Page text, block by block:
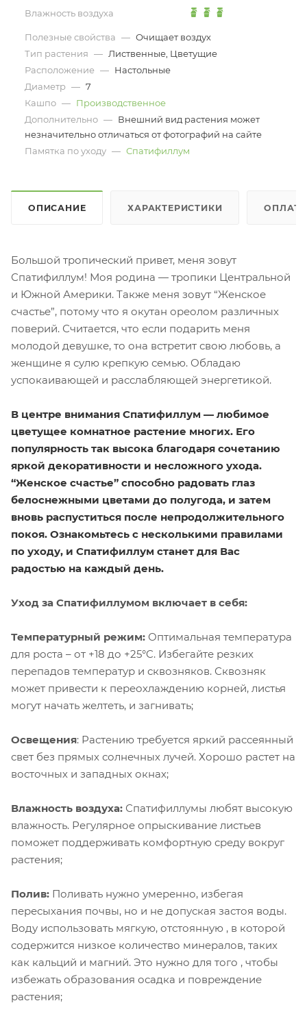
Влажность воздуха
Полезные свойства — Очищает воздух
Тип растения — Лиственные, Цветущие
Расположение — Настольные
Диаметр — 7
Кашпо — Производственное
Дополнительно — Внешний вид растения может
незначительно отличаться от фотографий на сайте
Памятка по уходу — Спатифиллум
ОПИСАНИЕ ХАРАКТЕРИСТИКИ
Большой тропический привет, меня зовут
Спатифиллум! Моя родина — тропики Центральной
и Южной Америки. Также меня зовут “Женское
счастье”, потому что я окутан ореолом различных
поверий. Считается, что если подарить меня
молодой девушке, то она встретит свою любовь, а
женщине я сулю крепкую семью. Обладаю
успокаивающей и расслабляющей энергетикой.
В центре внимания Спатифиллум — любимое
цветущее комнатное растение многих. Его
популярность так высока благодаря сочетанию
яркой декоративности и несложного ухода.
“Женское счастье” способно радовать глаз
белоснежными цветами до полугода, и затем
вновь распуститься после непродолжительного
покоя. Ознакомьтесь с несколькими правилами
по уходу, и Спатифиллум станет для Вас
радостью на каждый день.
Уход за Спатифиллумом включает в себя:
Температурный режим: Оптимальная температура
для роста – от +18 до +25°C. Избегайте резких
перепадов температур и сквозняков. Сквозняк
может привести к переохлаждению корней, листья
могут начать желтеть, и загнивать;
Освещения: Растению требуется яркий рассеянный
свет без прямых солнечных лучей. Хорошо растет на
восточных и западных окнах;
Влажность воздуха: Спатифиллумы любят высокую
влажность. Регулярное опрыскивание листьев
поможет поддерживать комфортную среду вокруг
растения;
Полив: Поливать нужно умеренно, избегая
пересыхания почвы, но и не допуская застоя воды.
Воду использовать мягкую, отстоянную , в которой
содержится низкое количество минералов, таких
как кальций и магний. Это нужно для того , чтобы
избежать образования осадка и повреждение
растения;